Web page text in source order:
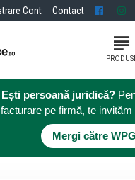
Cont Contact
Ești persoană juridică?
facturare pe firmă, te invităm
Mergi către